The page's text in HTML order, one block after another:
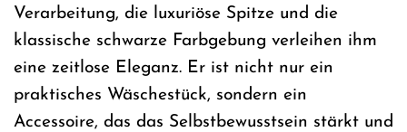
Verarbeitung, die luxuriöse Spitze und die
klassische schwarze Farbgebung verleihen ihm
eine zeitlose Eleganz. Er ist nicht nur ein
praktisches Wäschestück, sondern ein
Accessoire, das das Selbstbewusstsein stärkt und